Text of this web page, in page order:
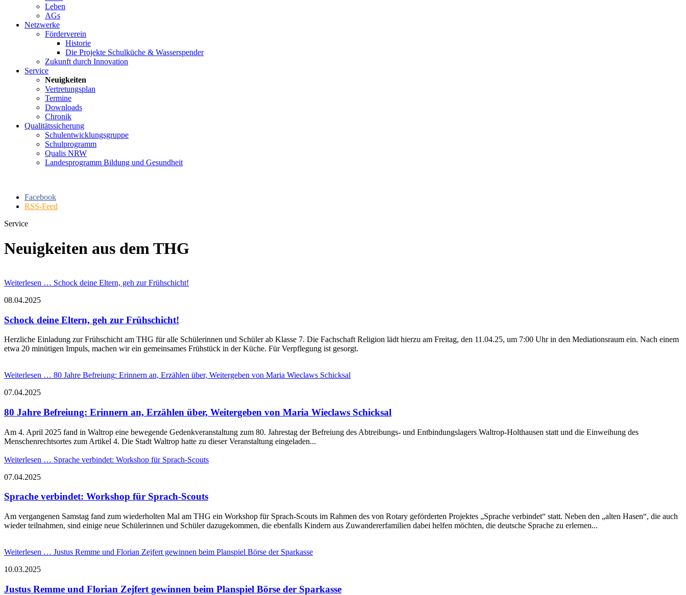
Leben
AGs
Netzwerke
Förderverein
Historie
Die Projekte Schulküche & Wasserspender
Zukunft durch Innovation
Service
Neuigkeiten
Vertretungsplan
Termine
Downloads
Chronik
Qualitätssicherung
Schulentwicklungsgruppe
Schulprogramm
Qualis NRW
Landesprogramm Bildung und Gesundheit
Facebook
RSS-Feed
Service
Neuigkeiten aus dem THG
Weiterlesen … Schock deine Eltern, geh zur Frühschicht!
08.04.2025
Schock deine Eltern, geh zur Frühschicht!
Herzliche Einladung zur Frühschicht am THG für alle Schülerinnen und Schüler ab Klasse 7. Die Fachschaft Religion lädt hierzu am Freitag, den 11.04.25, um 7:00 Uhr in den Mediationsraum ein. Nach einem
etwa 20 minütigen Impuls, machen wir ein gemeinsames Frühstück in der Küche. Für Verpflegung ist gesorgt.
Weiterlesen … 80 Jahre Befreiung: Erinnern an, Erzählen über, Weitergeben von Maria Wieclaws Schicksal
07.04.2025
80 Jahre Befreiung: Erinnern an, Erzählen über, Weitergeben von Maria Wieclaws Schicksal
Am 4. April 2025 fand in Waltrop eine bewegende Gedenkveranstaltung zum 80. Jahrestag der Befreiung des Abtreibungs- und Entbindungslagers Waltrop-Holthausen statt und die Einweihung des
Menschenrechtsortes zum Artikel 4. Die Stadt Waltrop hatte zu dieser Veranstaltung eingeladen...
Weiterlesen … Sprache verbindet: Workshop für Sprach-Scouts
07.04.2025
Sprache verbindet: Workshop für Sprach-Scouts
Am vergangenen Samstag fand zum wiederholten Mal am THG ein Workshop für Sprach-Scouts im Rahmen des von Rotary geförderten Projektes „Sprache verbindet“ statt. Neben den „alten Hasen“, die auch
wieder teilnahmen, sind einige neue Schülerinnen und Schüler dazugekommen, die ebenfalls Kindern aus Zuwandererfamilien dabei helfen möchten, die deutsche Sprache zu erlernen...
Weiterlesen … Justus Remme und Florian Zejfert gewinnen beim Planspiel Börse der Sparkasse
10.03.2025
Justus Remme und Florian Zejfert gewinnen beim Planspiel Börse der Sparkasse